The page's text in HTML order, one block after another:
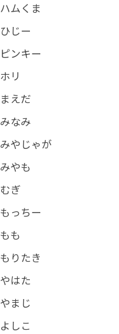
ハムくま
ひじー
ピンキー
ホリ
まえだ
みなみ
みやじゃが
みやも
むぎ
もっちー
もも
もりたき
やはた
やまじ
よしこ